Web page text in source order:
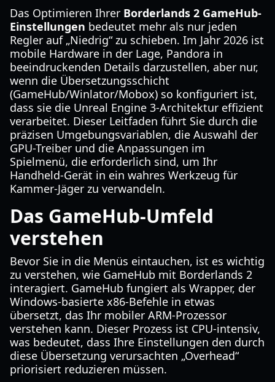
Das Optimieren Ihrer Borderlands 2 GameHub-
Einstellungen bedeutet mehr als nur jeden
Regler auf „Niedrig“ zu schieben. Im Jahr 2026 ist
mobile Hardware in der Lage, Pandora in
beeindruckenden Details darzustellen, aber nur,
wenn die Übersetzungsschicht
(GameHub/Winlator/Mobox) so konfiguriert ist,
dass sie die Unreal Engine 3-Architektur effizient
verarbeitet. Dieser Leitfaden führt Sie durch die
präzisen Umgebungsvariablen, die Auswahl der
GPU-Treiber und die Anpassungen im
Spielmenü, die erforderlich sind, um Ihr
Handheld-Gerät in ein wahres Werkzeug für
Kammer-Jäger zu verwandeln.
Das GameHub-Umfeld
verstehen
Bevor Sie in die Menüs eintauchen, ist es wichtig
zu verstehen, wie GameHub mit Borderlands 2
interagiert. GameHub fungiert als Wrapper, der
Windows-basierte x86-Befehle in etwas
übersetzt, das Ihr mobiler ARM-Prozessor
verstehen kann. Dieser Prozess ist CPU-intensiv,
was bedeutet, dass Ihre Einstellungen den durch
diese Übersetzung verursachten „Overhead“
priorisiert reduzieren müssen.